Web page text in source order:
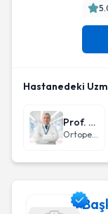
Hastanedeki
Prof. Dr. Ferhat Güler
Ortopedi ve Travmatoloji